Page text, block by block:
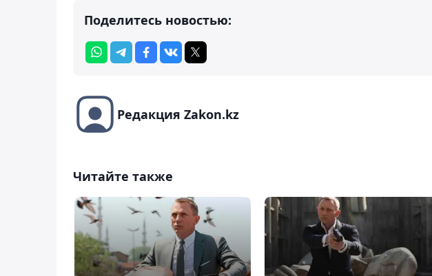
Поделитесь новостью:
Редакция Zakon.kz
Читайте также